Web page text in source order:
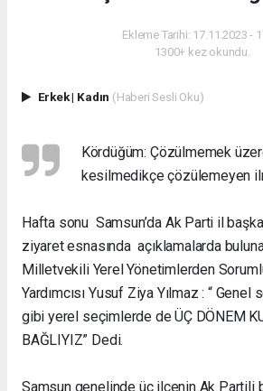
Ekleme Tarihi: 17.11.2023 -
1300+ kez okundu.
Erkek| Kadın (Haberi Sesli Oku)
Kördüğüm: Çözülmemek
kesilmedikçe çözülemeyen
Hafta sonu Samsun’da Ak Parti il
ziyaret esnasında açıklamalarda
Milletvekili Yerel Yönetimlerden
Yardımcısı Yusuf Ziya Yılmaz : “
gibi yerel seçimlerde de ÜÇ DÖNEM
BAĞLIYIZ” Dedi.
Samsun genelinde üç ilçenin Ak Partili